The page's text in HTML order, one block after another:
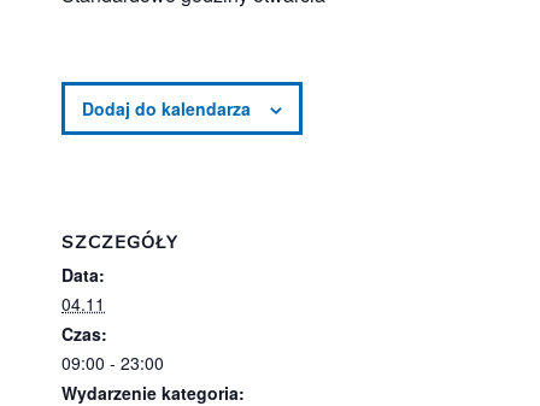
SZCZEGÓŁY
Data:
04.11
Czas:
09:00 - 23:00
Wydarzenie kategoria: